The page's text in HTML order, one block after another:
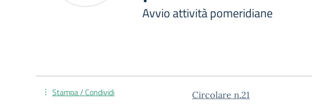
Avvio attività pomeridiane
Circolare n.21
Stampa / Condividi